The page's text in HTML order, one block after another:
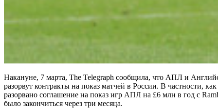
Накануне, 7 марта, The Telegraph сообщила, что АПЛ и
разорвут контракты на показ матчей в России. В частности,
разорвано соглашение на показ игр АПЛ на £6 млн в год с
было закончиться через три месяца.